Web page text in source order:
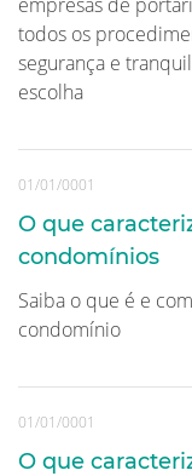
todos os
segurança e
escolha
01/01/0001
O que
condomínios
Saiba o que é e
condomínio
01/01/0001
O que